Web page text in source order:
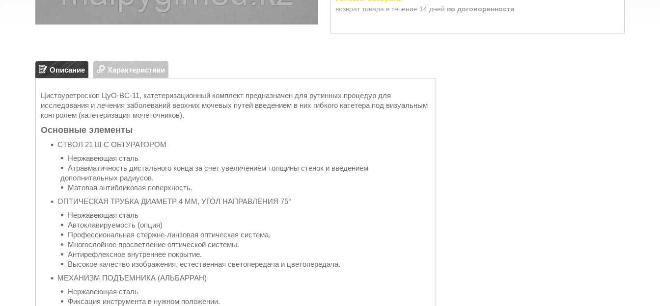
возврат товара в течение 14 дней по договоренности
Описание Характеристики
Цистоуретроскоп ЦуО-ВС-11, катетеризационный комплект предназначен для рутинных процедур для
исследования и лечения заболеваний верхних мочевых путей введением в них гибкого катетера под визуальным
контролем (катетеризация мочеточников).
Основные элементы
СТВОЛ 21 Ш С ОБТУРАТОРОМ
Нержавеющая сталь
Атравматичность дистального конца за счет увеличением толщины стенок и введением
дополнительных радиусов.
Матовая антибликовая поверхность.
ОПТИЧЕСКАЯ ТРУБКА ДИАМЕТР 4 ММ, УГОЛ НАПРАВЛЕНИЯ 75°
Нержавеющая сталь
Автоклавируемость (опция)
Профессиональная стержне-линзовая оптическая система.
Многослойное просветление оптической системы.
Антирефлексное внутреннее покрытие.
Высокое качество изображения, естественная светопередача и цветопередача.
МЕХАНИЗМ ПОДЪЕМНИКА (АЛЬБАРРАН)
Нержавеющая сталь
Фиксация инструмента в нужном положении.